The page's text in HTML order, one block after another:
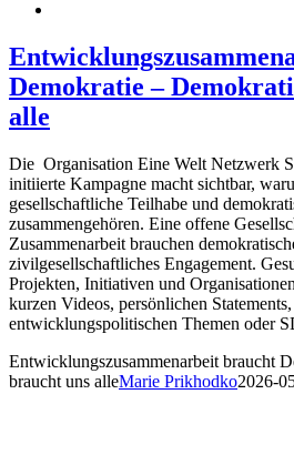
Demokratie –
alle
Die Organisation Eine Welt Netzwerk
initiierte Kampagne macht sichtbar,
gesellschaftliche Teilhabe und
zusammengehören. Eine offene
Zusammenarbeit brauchen
zivilgesellschaftliches Engagement.
Projekten, Initiativen und
kurzen Videos, persönlichen
entwicklungspolitischen Themen oder
Entwicklungszusammenarbeit braucht
braucht uns alleMarie Prikhodko2026-